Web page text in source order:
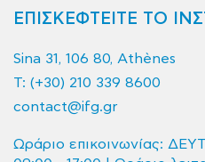
ΕΠΙΣΚΕΦΤΕΙΤΕ ΤΟ
Sina 31, 106 80, Athènes
T: (+30) 210 339 8600
contact@ifg.gr
Ωράριο επικοινωνίας: